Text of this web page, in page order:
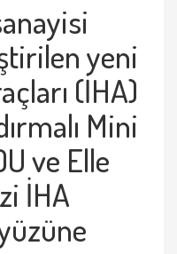
yeni
(İHA)
Mini
ve Elle
İHA